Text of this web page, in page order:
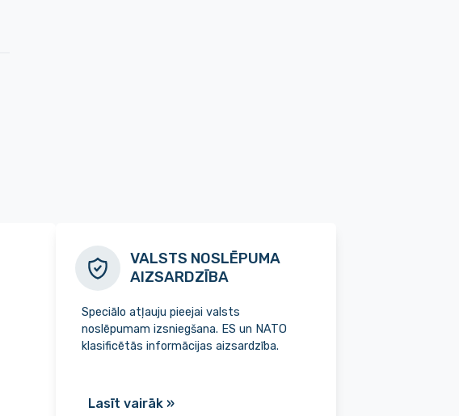
VALSTS NOSLĒPUMA
AIZSARDZĪBA
Speciālo atļauju pieejai valsts
noslēpumam izsniegšana. ES un NATO
klasificētās informācijas aizsardzība.
Lasīt vairāk »